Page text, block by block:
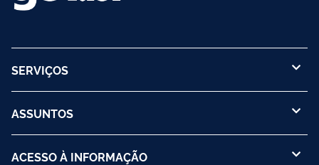
SERVIÇOS
ASSUNTOS
ACESSO À INFORMAÇÃO